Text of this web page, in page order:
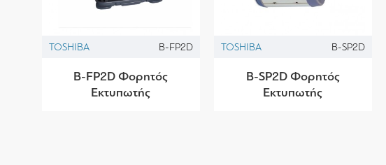
TOSHIBA B-FP2D
B-FP2D Φορητός
Εκτυπωτής
TOSHIBA B-SP2D
B-SP2D Φορητός
Εκτυπωτής